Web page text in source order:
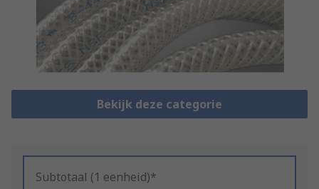
Bekijk deze categorie
Subtotaal (1 eenheid)*